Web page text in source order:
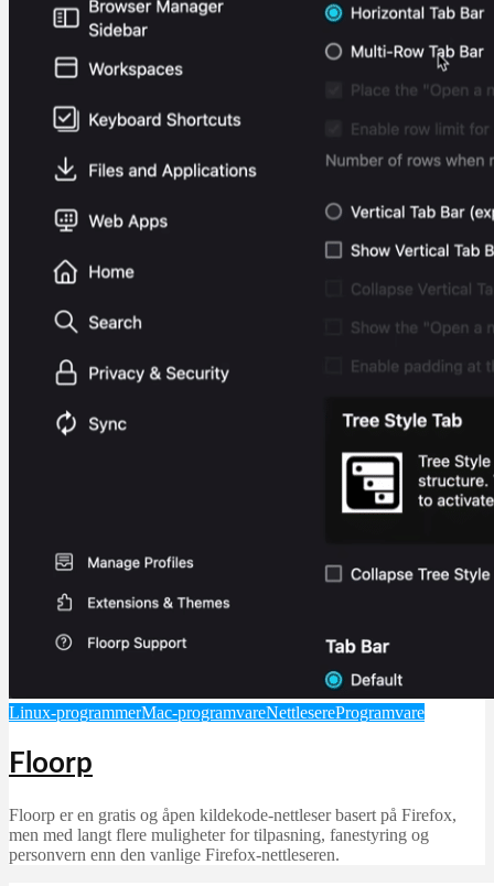
Linux-programmerMac-programvareNettlesereProgramvare
Floorp
Floorp er en gratis og åpen kildekode-nettleser basert på Firefox,
men med langt flere muligheter for tilpasning, fanestyring og
personvern enn den vanlige Firefox-nettleseren.